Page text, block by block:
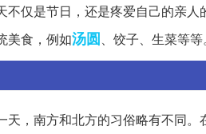
仅是节日，还是疼爱自己的亲
美食，例如汤圆、饺子、生菜等等。
，南方和北方的习俗略有不同